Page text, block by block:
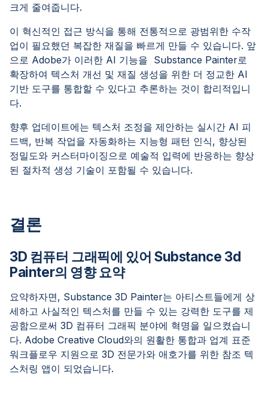
크게 줄여줍니다.
이 혁신적인 접근 방식을 통해 전통적으로 광범위한 수작
업이 필요했던 복잡한 재질을 빠르게 만들 수 있습니다. 앞
으로 Adobe가 이러한 AI 기능을 Substance Painter로
확장하여 텍스처 개선 및 재질 생성을 위한 더 정교한 AI
기반 도구를 통합할 수 있다고 추론하는 것이 합리적입니
다.
향후 업데이트에는 텍스처 조정을 제안하는 실시간 AI 피
드백, 반복 작업을 자동화하는 지능형 패턴 인식, 향상된
정밀도와 커스터마이징으로 예술적 입력에 반응하는 향상
된 절차적 생성 기술이 포함될 수 있습니다.
결론
3D 컴퓨터 그래픽에 있어 Substance 3d
Painter의 영향 요약
요약하자면, Substance 3D Painter는 아티스트들에게 상
세하고 사실적인 텍스처를 만들 수 있는 강력한 도구를 제
공함으로써 3D 컴퓨터 그래픽 분야에 혁명을 일으켰습니
다. Adobe Creative Cloud와의 원활한 통합과 업계 표준
워크플로우 지원으로 3D 전문가와 애호가를 위한 참조 텍
스처링 앱이 되었습니다.